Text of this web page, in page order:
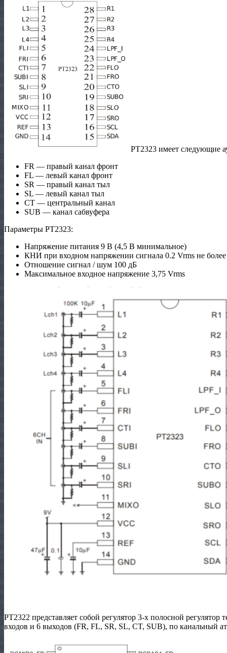
PT2323 имеет следующие
FR — правый канал фронт
FL — левый канал фронт
SR — правый канал тыл
SL — левый канал тыл
CT — центральный канал
SUB — канал сабвуфера
Параметры PT2323:
Напряжение питания 9 В (4,5 В минимальное)
КНИ при входном напряжении сигнала 0.2 Vrms не более
Отношение сигнал / шум 100 дБ
Максимальное входное напряжение 3,75 Vrms
PT2322 представляет собой регулятор 3-х полосной
входов и 6 выходов (FR, FL, SR, SL, CT, SUB), по канальный